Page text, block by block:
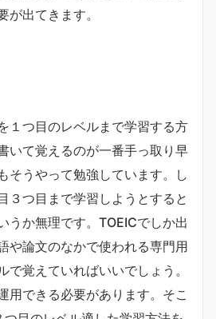
が出てきます。
１つ目のレベルまで学習する方
いて覚えるのが一番手っ取り早
そうやって勉強しています。し
３つ目まで学習しようとすると
うか無理です。TOEICでしか出
や論文のなかで使われる専門用
で覚えていればいいでしょう。
用できる必要があります。そこ